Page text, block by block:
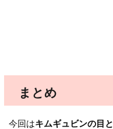
まとめ
今回はキムギュビンの目